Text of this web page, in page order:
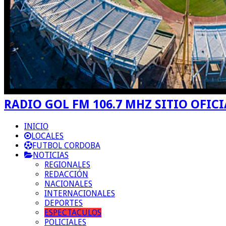
RADIO GOL FM 106.7 MHZ SITIO
INICIO
LOCALES
FUTBOL CORDOBA
NOTICIAS
REGIONALES
REDACCIÓN
NACIONALES
INTERNACIONALES
DEPORTES
ESPECTACULOS
POLICIALES